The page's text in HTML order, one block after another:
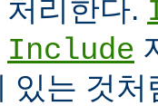
리한다.
Include
있는 것처